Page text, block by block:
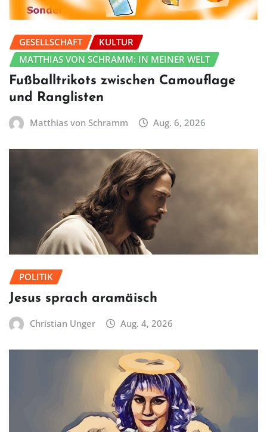
GESELLSCHAFT
KULTUR
MATTHIAS VON SCHRAMM: IN MEINER WELT
Fußballtrikots zwischen Camouflage
und Ranglisten
Matthias von Schramm Aug. 6, 2026
POLITIK
Jesus sprach aramäisch
Christian Unger Aug. 4, 2026